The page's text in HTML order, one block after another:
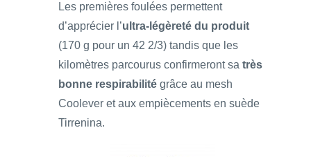
Les premières foulées permettent
d’apprécier l’ultra-légèreté du produit
(170 g pour un 42 2/3) tandis que les
kilomètres parcourus confirmeront sa très
bonne respirabilité grâce au mesh
Coolever et aux empiècements en suède
Tirrenina.